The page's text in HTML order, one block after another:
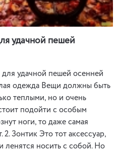
удачной пешей
удачной пешей осенней
одежда Вещи должны быть
теплыми, но и очень
подойти с особым
ноги, то даже самая
Зонтик Это тот аксессуар,
ленятся носить с собой. Но